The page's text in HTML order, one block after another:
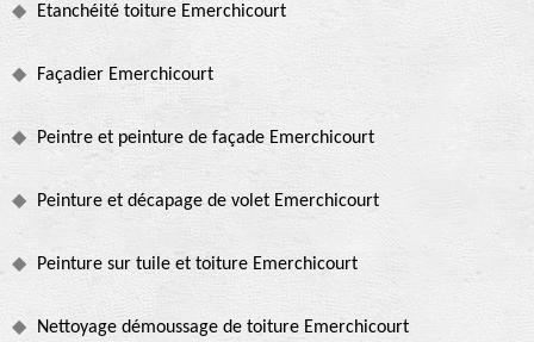
Etanchéité toiture Emerchicourt
Façadier Emerchicourt
Peintre et peinture de façade Emerchicourt
Peinture et décapage de volet Emerchicourt
Peinture sur tuile et toiture Emerchicourt
Nettoyage démoussage de toiture Emerchicourt